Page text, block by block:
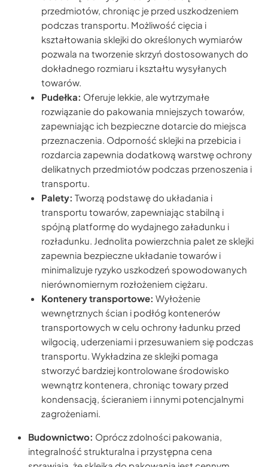
przedmiotów, chroniąc je przed uszkodzeniem
podczas transportu. Możliwość cięcia i
kształtowania sklejki do określonych wymiarów
pozwala na tworzenie skrzyń dostosowanych do
dokładnego rozmiaru i kształtu wysyłanych
towarów.
Pudełka: Oferuje lekkie, ale wytrzymałe
rozwiązanie do pakowania mniejszych towarów,
zapewniając ich bezpieczne dotarcie do miejsca
przeznaczenia. Odporność sklejki na przebicia i
rozdarcia zapewnia dodatkową warstwę ochrony
delikatnych przedmiotów podczas przenoszenia i
transportu.
Palety: Tworzą podstawę do układania i
transportu towarów, zapewniając stabilną i
spójną platformę do wydajnego załadunku i
rozładunku. Jednolita powierzchnia palet ze sklejki
zapewnia bezpieczne układanie towarów i
minimalizuje ryzyko uszkodzeń spowodowanych
nierównomiernym rozłożeniem ciężaru.
Kontenery transportowe: Wyłożenie
wewnętrznych ścian i podłóg kontenerów
transportowych w celu ochrony ładunku przed
wilgocią, uderzeniami i przesuwaniem się podczas
transportu. Wykładzina ze sklejki pomaga
stworzyć bardziej kontrolowane środowisko
wewnątrz kontenera, chroniąc towary przed
kondensacją, ścieraniem i innymi potencjalnymi
zagrożeniami.
Budownictwo: Oprócz zdolności pakowania,
integralność strukturalna i przystępna cena